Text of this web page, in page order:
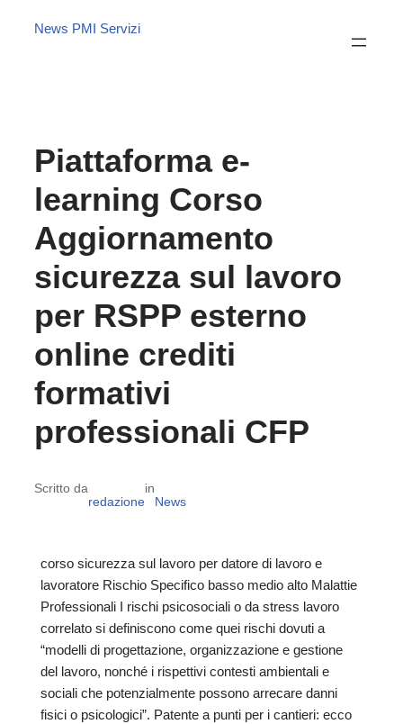
News PMI Servizi
Piattaforma e-
learning Corso
Aggiornamento
sicurezza sul lavoro
per RSPP esterno
online crediti
formativi
professionali CFP
Scritto da
redazione
in
News
corso sicurezza sul lavoro per datore di lavoro e
lavoratore Rischio Specifico basso medio alto Malattie
Professionali I rischi psicosociali o da stress lavoro
correlato si definiscono come quei rischi dovuti a
“modelli di progettazione, organizzazione e gestione
del lavoro, nonché i rispettivi contesti ambientali e
sociali che potenzialmente possono arrecare danni
fisici o psicologici”. Patente a punti per i cantieri: ecco